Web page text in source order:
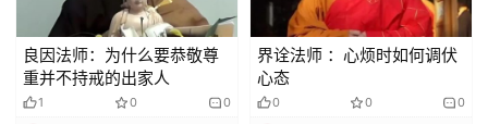
佛
教
人
良因法师：为什么要恭敬尊
重并不持戒的出家人
1 0 0
界诠法师 ：心烦时如何调伏
心态
0 0 0